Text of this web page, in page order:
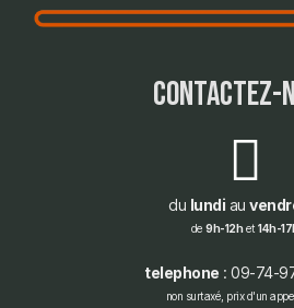
contactez-
du lundi au
de 9h-12het 14h-
telephone : 09-74-
non surtaxé, prix d'un appel